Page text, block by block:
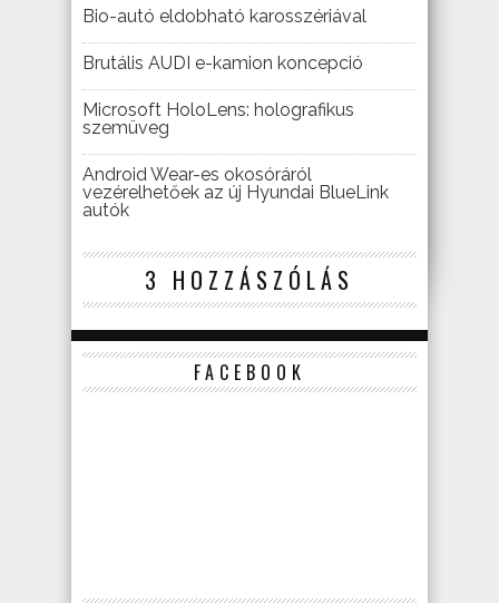
Bio-autó eldobható karosszériával
Brutális AUDI e-kamion koncepció
Microsoft HoloLens: holografikus
szemüveg
Android Wear-es okosóráról
vezérelhetőek az új Hyundai BlueLink
autók
3 HOZZÁSZÓLÁS
FACEBOOK